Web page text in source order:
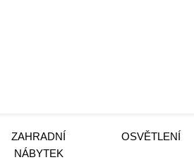
ZAHRADNÍ
NÁBYTEK
OSVĚTLENÍ